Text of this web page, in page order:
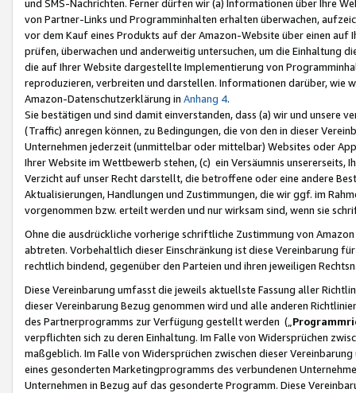
und SMS-Nachrichten. Ferner dürfen wir (a) Informationen über Ihre
von Partner-Links und Programminhalten erhalten überwachen,
vor dem Kauf eines Produkts auf der Amazon-Website über einen
prüfen, überwachen und anderweitig untersuchen, um die Einhaltung
die auf Ihrer Website dargestellte Implementierung von
reproduzieren, verbreiten und darstellen. Informationen darüber, wie
Amazon-Datenschutzerklärung in Anhang 4.
Sie bestätigen und sind damit einverstanden, dass (a) wir und
(Traffic) anregen können, zu Bedingungen, die von den in dieser
Unternehmen jederzeit (unmittelbar oder mittelbar) Websites oder
Ihrer Website im Wettbewerb stehen, (c) ein Versäumnis unsererseits,
Verzicht auf unser Recht darstellt, die betroffene oder eine andere
Aktualisierungen, Handlungen und Zustimmungen, die wir ggf. im
vorgenommen bzw. erteilt werden und nur wirksam sind, wenn sie
Ohne die ausdrückliche vorherige schriftliche Zustimmung von
abtreten. Vorbehaltlich dieser Einschränkung ist diese Vereinbarung
rechtlich bindend, gegenüber den Parteien und ihren jeweiligen
Diese Vereinbarung umfasst die jeweils aktuellste Fassung aller
dieser Vereinbarung Bezug genommen wird und alle anderen
des Partnerprogramms zur Verfügung gestellt werden („
verpflichten sich zu deren Einhaltung. Im Falle von Widersprüchen
maßgeblich. Im Falle von Widersprüchen zwischen dieser
eines gesonderten Marketingprogramms des verbundenen
Unternehmen in Bezug auf das gesonderte Programm. Diese